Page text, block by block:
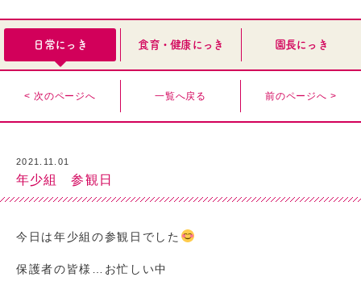
日常にっき 食育・健康にっき 園長にっき
< 次のページへ 一覧へ戻る 前のページへ >
2021.11.01
年少組 参観日
今日は年少組の参観日でした
保護者の皆様…お忙しい中